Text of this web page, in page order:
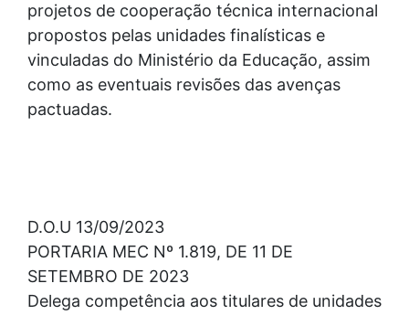
projetos de cooperação técnica internacional
propostos pelas unidades finalísticas e
vinculadas do Ministério da Educação, assim
como as eventuais revisões das avenças
pactuadas.
D.O.U 13/09/2023
PORTARIA MEC Nº 1.819, DE 11 DE
SETEMBRO DE 2023
Delega competência aos titulares de unidades